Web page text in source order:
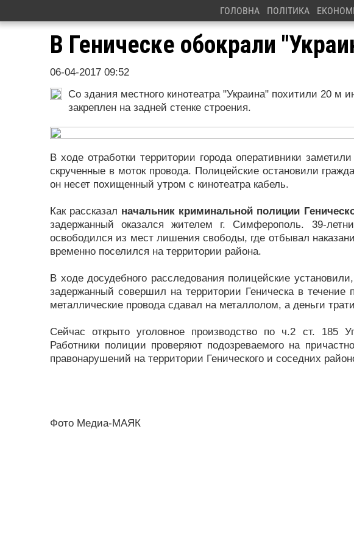
ГОЛОВНА ПОЛІТИКА
В Геническе обокрали
06-04-2017 09:52
Со здания местного кинотеатра "Украина" похитили 20 м
закреплен на задней стенке строения.
В ходе отработки территории города оперативники
скрученные в моток провода. Полицейские остановили
он несет похищенный утром с кинотеатра кабель.
Как рассказал начальник криминальной полиции
задержанный оказался жителем г. Симферополь. 39-
освободился из мест лишения свободы, где отбывал
временно поселился на территории района.
В ходе досудебного расследования полицейские
задержанный совершил на территории Геническа в течение
металлические провода сдавал на металлолом, а деньги
Сейчас открыто уголовное производство по ч.2 ст. 185
Работники полиции проверяют подозреваемого на
правонарушений на территории Генического и соседних
Фото Медиа-МАЯК